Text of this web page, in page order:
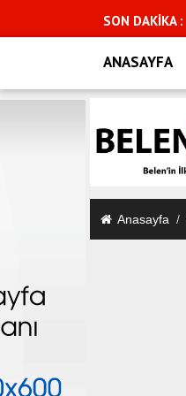
SON DAKİKA :
ANASAYFA
Anasayfa